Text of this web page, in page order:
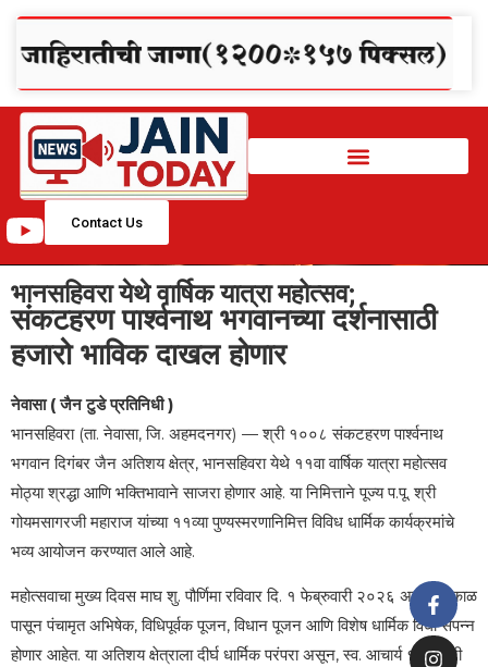
Contact Us
भानसहिवरा येथे वार्षिक यात्रा महोत्सव;
संकटहरण पार्श्वनाथ भगवानच्या दर्शनासाठी
हजारो भाविक दाखल होणार
नेवासा ( जैन टुडे प्रतिनिधी )
भानसहिवरा (ता. नेवासा, जि. अहमदनगर) — श्री १००८ संकटहरण पार्श्वनाथ
भगवान दिगंबर जैन अतिशय क्षेत्र, भानसहिवरा येथे ११वा वार्षिक यात्रा महोत्सव
मोठ्या श्रद्धा आणि भक्तिभावाने साजरा होणार आहे. या निमित्ताने पूज्य प.पू. श्री
गोयमसागरजी महाराज यांच्या ११व्या पुण्यस्मरणानिमित्त विविध धार्मिक कार्यक्रमांचे
भव्य आयोजन करण्यात आले आहे.
महोत्सवाचा मुख्य दिवस माघ शु. पौर्णिमा रविवार दि. १ फेब्रुवारी २०२६ असून, सकाळ
पासून पंचामृत अभिषेक, विधिपूर्वक पूजन, विधान पूजन आणि विशेष धार्मिक विधी संपन्न
होणार आहेत. या अतिशय क्षेत्राला दीर्घ धार्मिक परंपरा असून, स्व. आचार्य १०८ श्री